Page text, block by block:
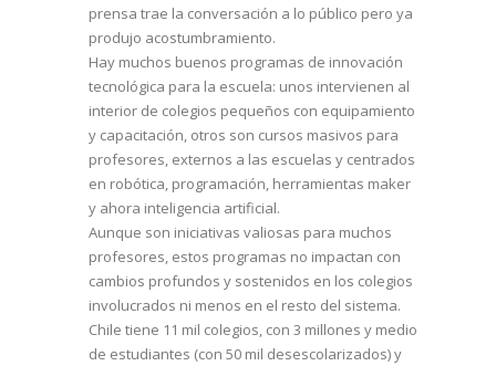
prensa trae la conversación a lo público pero ya
produjo acostumbramiento.
Hay muchos buenos programas de innovación
tecnológica para la escuela: unos intervienen al
interior de colegios pequeños con equipamiento
y capacitación, otros son cursos masivos para
profesores, externos a las escuelas y centrados
en robótica, programación, herramientas maker
y ahora inteligencia artificial.
Aunque son iniciativas valiosas para muchos
profesores, estos programas no impactan con
cambios profundos y sostenidos en los colegios
involucrados ni menos en el resto del sistema.
Chile tiene 11 mil colegios, con 3 millones y medio
de estudiantes (con 50 mil desescolarizados) y